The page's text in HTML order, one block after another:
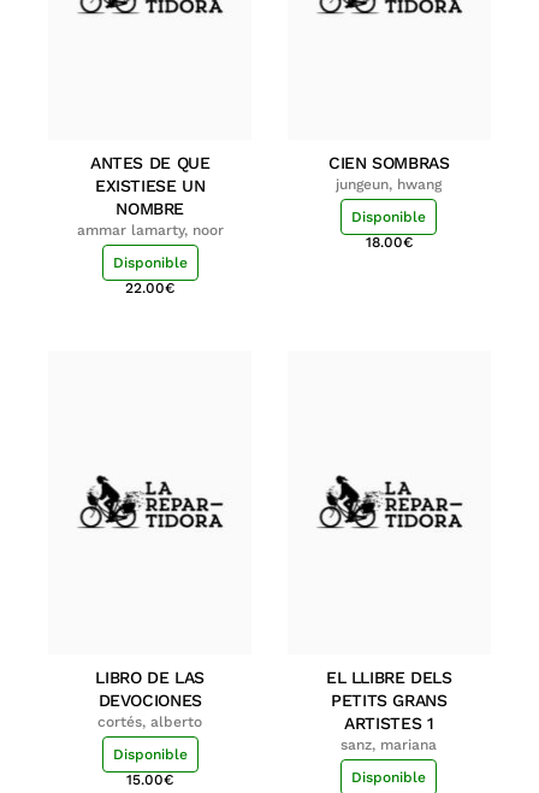
ANTES DE QUE
EXISTIESE UN
NOMBRE
ammar lamarty, noor
Disponible
22.00€
CIEN SOMBRAS
jungeun, hwang
Disponible
18.00€
LIBRO DE LAS
DEVOCIONES
cortés, alberto
Disponible
15.00€
EL LLIBRE DELS
PETITS GRANS
ARTISTES 1
sanz, mariana
Disponible